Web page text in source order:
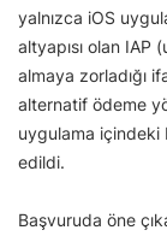
yalnızca iOS
altyapısı olan IAP
almaya zorladığı
alternatif ödeme
uygulama içindeki
edildi.
Başvuruda öne